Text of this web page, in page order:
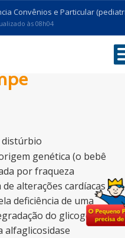
Convênios e Particular
às 08h04
distúrbio
genética (o bebê
por fraqueza
alterações cardíacas
deficiência de uma
do glicogênio
alfaglicosidase